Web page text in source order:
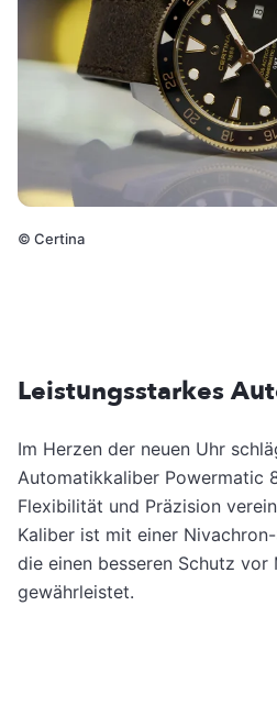
© Certina
Leistungsstarkes
Im Herzen der neuen Uhr
Automatikkaliber Powermatic
Flexibilität und Präzision
Kaliber ist mit einer
die einen besseren Schutz vor
gewährleistet.